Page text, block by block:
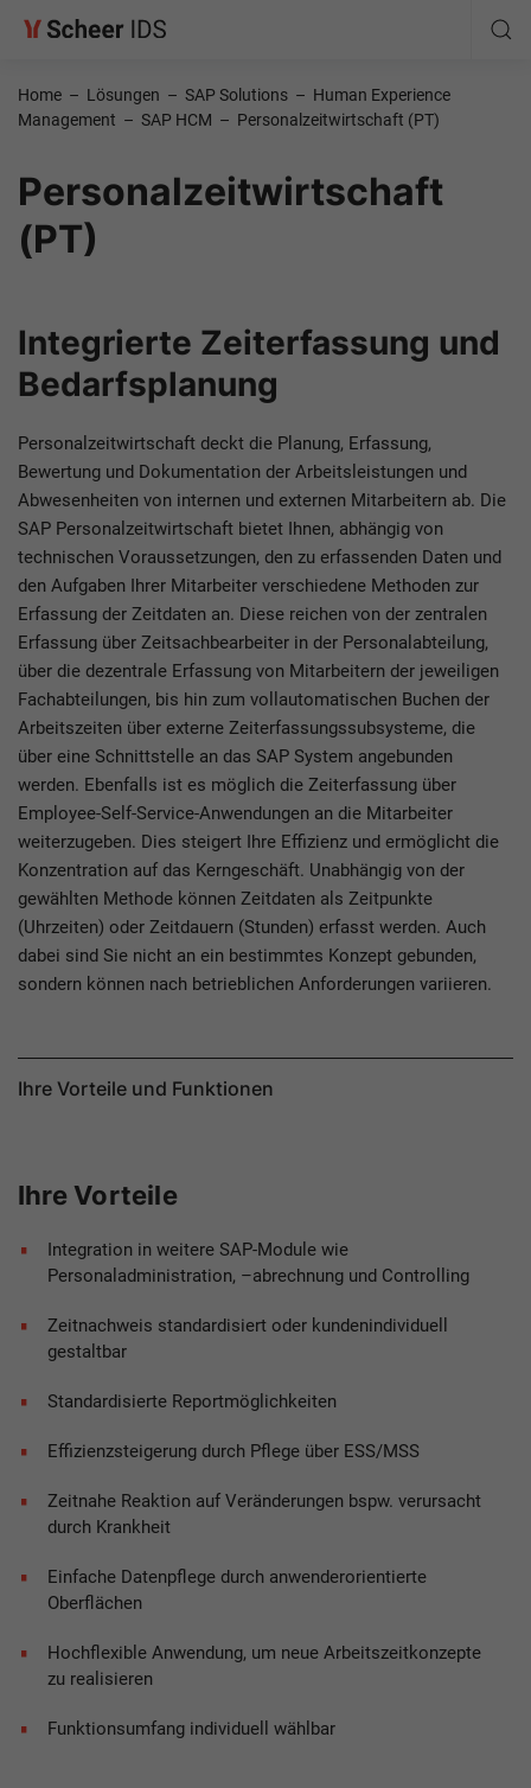
Home – Lösungen – SAP Solutions – Human Experience
Management – SAP HCM – Personalzeitwirtschaft (PT)
Personal­zeitwirtschaft
(PT)
Integrierte Zeiterfassung und
Bedarfsplanung
Personalzeitwirtschaft deckt die Planung, Erfassung,
Bewertung und Dokumentation der Arbeitsleistungen und
Abwesenheiten von internen und externen Mitarbeitern ab. Die
SAP Personalzeitwirtschaft bietet Ihnen, abhängig von
technischen Voraussetzungen, den zu erfassenden Daten und
den Aufgaben Ihrer Mitarbeiter verschiedene Methoden zur
Erfassung der Zeitdaten an. Diese reichen von der zentralen
Erfassung über Zeitsachbearbeiter in der Personalabteilung,
über die dezentrale Erfassung von Mitarbeitern der jeweiligen
Fachabteilungen, bis hin zum vollautomatischen Buchen der
Arbeitszeiten über externe Zeiterfassungssubsysteme, die
über eine Schnittstelle an das SAP System angebunden
werden. Ebenfalls ist es möglich die Zeiterfassung über
Employee-Self-Service-Anwendungen an die Mitarbeiter
weiterzugeben. Dies steigert Ihre Effizienz und ermöglicht die
Konzentration auf das Kerngeschäft. Unabhängig von der
gewählten Methode können Zeitdaten als Zeitpunkte
(Uhrzeiten) oder Zeitdauern (Stunden) erfasst werden. Auch
dabei sind Sie nicht an ein bestimmtes Konzept gebunden,
sondern können nach betrieblichen Anforderungen variieren.
Ihre Vorteile und Funktionen
Ihre Vorteile
Integration in weitere SAP-Module wie
Personaladministration, –abrechnung und Controlling
Zeitnachweis standardisiert oder kundenindividuell
gestaltbar
Standardisierte Reportmöglichkeiten
Effizienzsteigerung durch Pflege über ESS/MSS
Zeitnahe Reaktion auf Veränderungen bspw. verursacht
durch Krankheit
Einfache Datenpflege durch anwenderorientierte
Oberflächen
Hochflexible Anwendung, um neue Arbeitszeitkonzepte
zu realisieren
Funktionsumfang individuell wählbar